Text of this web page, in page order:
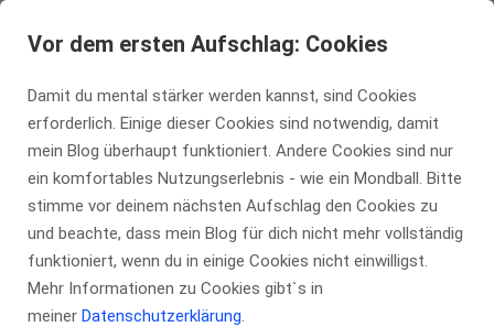
tennis-insider.de
Blog
Vor dem ersten Aufschlag: Cookies
Damit du mental stärker werden kannst, sind Cookies
erforderlich. Einige dieser Cookies sind notwendig, damit
mein Blog überhaupt funktioniert. Andere Cookies sind nur
ein komfortables Nutzungserlebnis - wie ein Mondball. Bitte
stimme vor deinem nächsten Aufschlag den Cookies zu
und beachte, dass mein Blog für dich nicht mehr vollständig
funktioniert, wenn du in einige Cookies nicht einwilligst.
Mehr Informationen zu Cookies gibt`s in
meiner Datenschutzerklärung.